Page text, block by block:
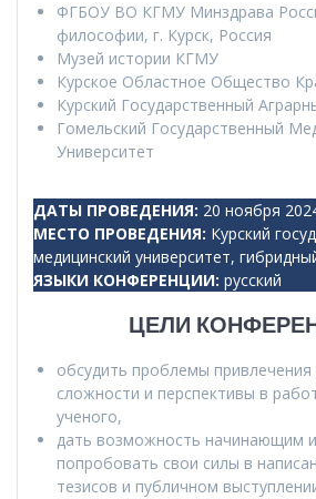
ФГБОУ ВО КГМУ Минздрава
философии, г. Курск, Россия
Музей истории КГМУ
Курское Областное Общество
Курский Государственный
Гомельский Государственный
Университет
ДАТЫ ПРОВЕДЕНИЯ: 20 ноября
МЕСТО ПРОВЕДЕНИЯ: Курский
медицинский университет,
ЯЗЫКИ КОНФЕРЕНЦИИ: русский
ЦЕЛИ
обсудить проблемы
сложности и перспективы в
ученого,
дать возможность начинающим
попробовать свои силы в
тезисов и публичном